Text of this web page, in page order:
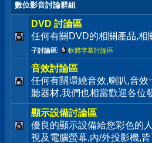
數位影音討論群組
DVD 討論區
任何有關DVD的相關產品,相
子討論區: 軟體字幕討論區
音效討論區
任何有關環繞音效,喇叭,音
聽器材,我們也相當歡迎各位
顯示設備討論區
優良的顯示設備給您彩色的
視及電腦螢幕,內/外投影機,